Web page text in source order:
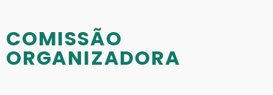
COMISSÃO
ORGANIZADORA